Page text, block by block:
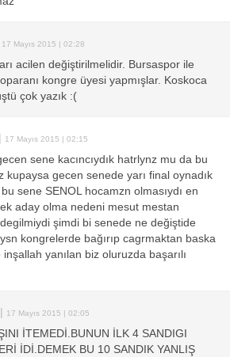
17 Mayıs 2015 | 02:28
acilen değiştirilmelidir. Bursaspor ile
kongre üyesi yapmışlar. Koskoca
çok yazık :(
17 Mayıs 2015 | 02:15
sene kacıncıydık hatrlynz mu da bu
kupaysa gecen senede yarı final oynadık
sene SENOL hocamzn olmasıydı en
aday olma nedeni mesut mestan
degilmiydi şimdi bi senede ne değiştide
kongrelerde bağırıp cagrmaktan baska
yanılan biz oluruzda başarılı
17 Mayıs 2015 | 02:05
İTEMEDİ.BUNUN İLK 4 SANDIGI
İDİ.DEMEK BU 10 SANDIK YANLIŞ